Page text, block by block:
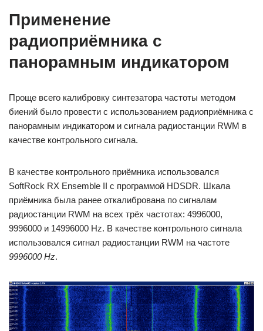
Применение
радиоприёмника с
панорамным индикатором
Проще всего калибровку синтезатора частоты методом
биений было провести с использованием радиоприёмника с
панорамным индикатором и сигнала радиостанции RWM в
качестве контрольного сигнала.
В качестве контрольного приёмника использовался
SoftRock RX Ensemble II с программой HDSDR. Шкала
приёмника была ранее откалибрована по сигналам
радиостанции RWM на всех трёх частотах: 4996000,
9996000 и 14996000 Hz. В качестве контрольного сигнала
использовался сигнал радиостанции RWM на частоте
9996000 Hz.